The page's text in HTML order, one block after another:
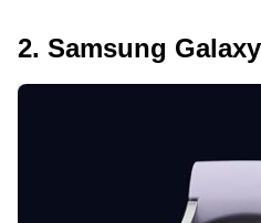
2. Samsung